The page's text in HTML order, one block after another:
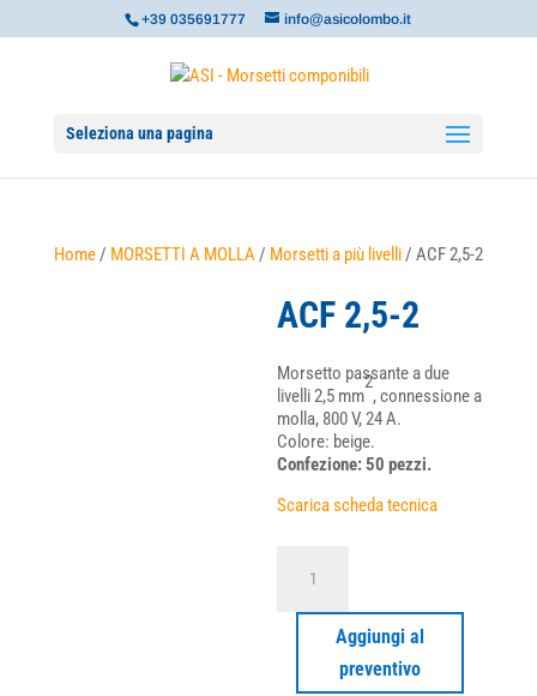
+39 035691777 info@asicolombo.it
Seleziona una pagina
Home/ MORSETTI A MOLLA/ Morsetti a più livelli/ ACF 2,5-2
ACF 2,5-2
Morsetto passante a due
livelli 2,5 mm
2
, connessione a
molla, 800 V, 24 A.
Colore: beige.
Confezione: 50 pezzi.
Scarica scheda tecnica
Aggiungi al
preventivo